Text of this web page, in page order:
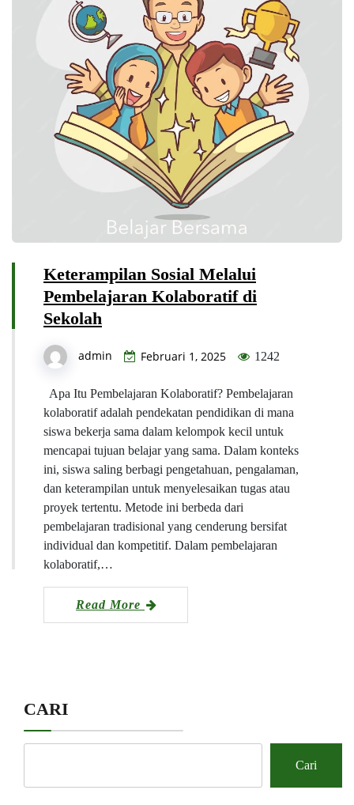
Keterampilan Sosial Melalui
Pembelajaran Kolaboratif di
Sekolah
admin Februari 1, 2025 1242
Apa Itu Pembelajaran Kolaboratif? Pembelajaran
kolaboratif adalah pendekatan pendidikan di mana
siswa bekerja sama dalam kelompok kecil untuk
mencapai tujuan belajar yang sama. Dalam konteks
ini, siswa saling berbagi pengetahuan, pengalaman,
dan keterampilan untuk menyelesaikan tugas atau
proyek tertentu. Metode ini berbeda dari
pembelajaran tradisional yang cenderung bersifat
individual dan kompetitif. Dalam pembelajaran
kolaboratif,…
Read More
CARI
Cari